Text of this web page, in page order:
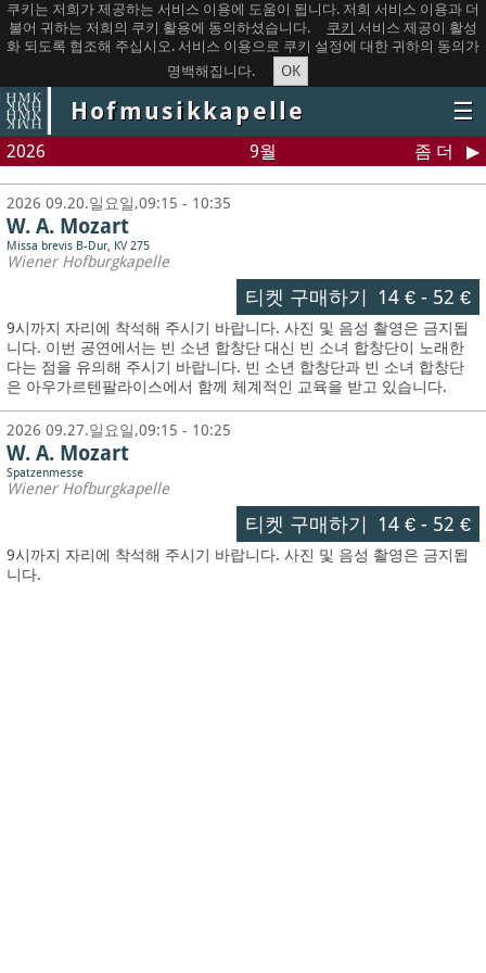
쿠키는 저희가 제공하는 서비스 이용에 도움이 됩니다. 저희 서비스 이용과 더
불어 귀하는 저희의 쿠키 활용에 동의하셨습니다.
쿠키 서비스 제공이 활성
화 되도록 협조해 주십시오. 서비스 이용으로 쿠키 설정에 대한 귀하의 동의가
명백해집니다.
OK
Hofmusikkapelle ☰
2026 9월 좀 더
2026 09.20.일요일,09:15 - 10:35
W. A. Mozart
Missa brevis B-Dur, KV 275
Wiener Hofburgkapelle
티켓 구매하기 14 €- 52 €
9시까지 자리에 착석해 주시기 바랍니다. 사진 및 음성 촬영은 금지됩
니다. 이번 공연에서는 빈 소년 합창단 대신 빈 소녀 합창단이 노래한
다는 점을 유의해 주시기 바랍니다. 빈 소년 합창단과 빈 소녀 합창단
은 아우가르텐팔라이스에서 함께 체계적인 교육을 받고 있습니다.
2026 09.27.일요일,09:15 - 10:25
W. A. Mozart
Spatzenmesse
Wiener Hofburgkapelle
티켓 구매하기 14 €- 52 €
9시까지 자리에 착석해 주시기 바랍니다. 사진 및 음성 촬영은 금지됩
니다.